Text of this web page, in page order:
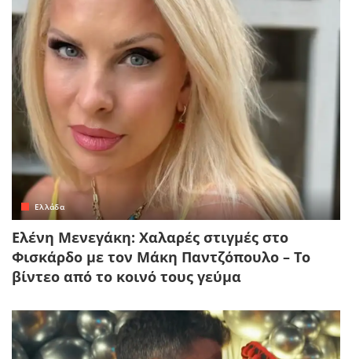
Ελλάδα
Ελένη Μενεγάκη: Χαλαρές στιγμές στο
Φισκάρδο με τον Μάκη Παντζόπουλο – Το
βίντεο από το κοινό τους γεύμα